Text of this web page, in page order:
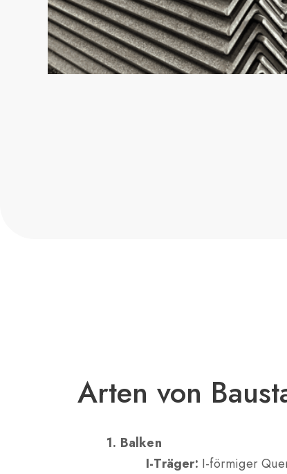
Arten von
1. Balken
I-Träger: I-förmiger